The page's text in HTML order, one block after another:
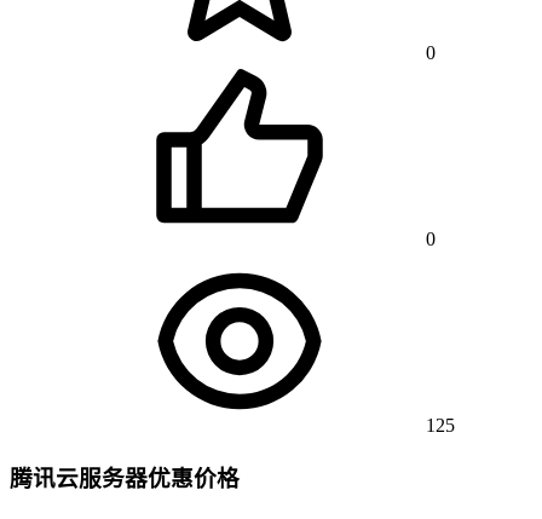
0
0
125
腾讯云服务器优惠价格